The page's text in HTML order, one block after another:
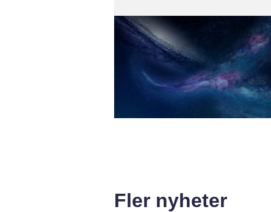
Fler nyheter